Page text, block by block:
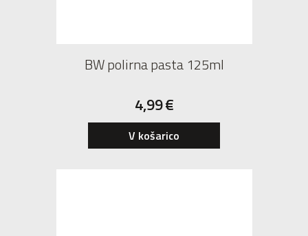
BW polirna pasta 125ml
4,99€
V košarico